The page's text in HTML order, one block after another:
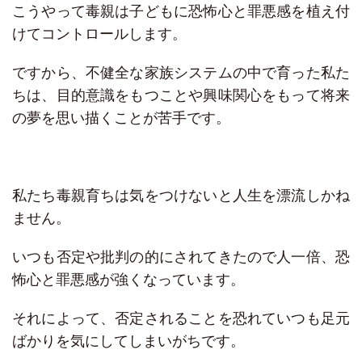
こうやって毒親は子どもに恐怖心と罪悪感を植え付
けてコントロールします。
ですから、不健全な家族システムの中で育った私た
ちは、目的意識をもつことや興味関心をもって将来
の夢を思い描くことが苦手です。
私たち毒親育ちは気をつけないと人生を漂流しかね
ません。
いつも否定や批判の的にされてきたので人一倍、恐
怖心と罪悪感が強くなっています。
それによって、否定されることを恐れていつも足元
ばかりを気にしてしまいがちです。